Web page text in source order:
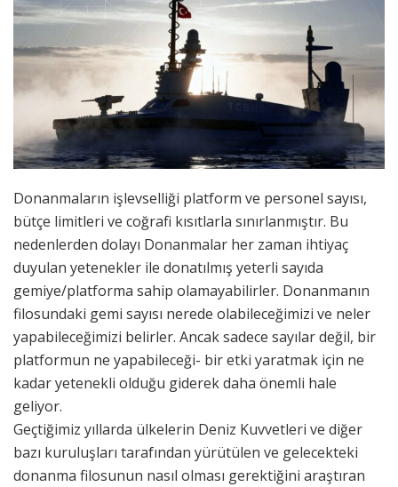
Donanmaların işlevselliği platform ve personel sayısı,
bütçe limitleri ve coğrafi kısıtlarla sınırlanmıştır. Bu
nedenlerden dolayı Donanmalar her zaman ihtiyaç
duyulan yetenekler ile donatılmış yeterli sayıda
gemiye/platforma sahip olamayabilirler. Donanmanın
filosundaki gemi sayısı nerede olabileceğimizi ve neler
yapabileceğimizi belirler. Ancak sadece sayılar değil, bir
platformun ne yapabileceği- bir etki yaratmak için ne
kadar yetenekli olduğu giderek daha önemli hale
geliyor.
Geçtiğimiz yıllarda ülkelerin Deniz Kuvvetleri ve diğer
bazı kuruluşları tarafından yürütülen ve gelecekteki
donanma filosunun nasıl olması gerektiğini araştıran